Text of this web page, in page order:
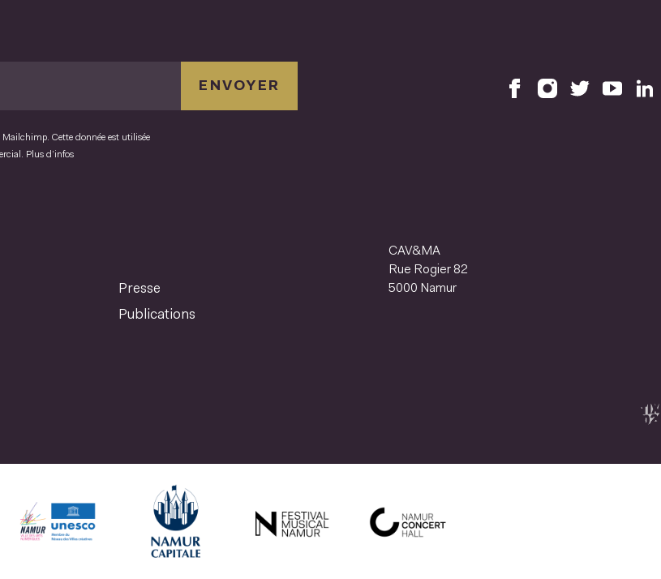
Mailchimp. Cette donnée est utilisée
Plus d’infos
ENVOYER
Presse
Publications
CAV&MA
Rue Rogier 82
5000 Namur